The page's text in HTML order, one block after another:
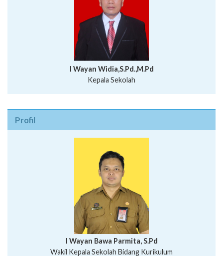
I Wayan Widia,S.Pd.,M.Pd
Kepala Sekolah
Profil
I Wayan Bawa Parmita, S.Pd
Wakil Kepala Sekolah Bidang Kurikulum
I Wayan Gede Aditya Pratita, S.Pd., M.Sn
Ni Wayan Nopi Sutantri, S.Pd.